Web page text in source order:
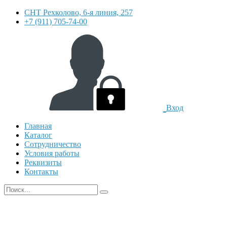
СНТ Рехколово, 6-я линия, 257
+7 (911) 705-74-00
Вход
Главная
Каталог
Сотрудничество
Условия работы
Реквизиты
Контакты